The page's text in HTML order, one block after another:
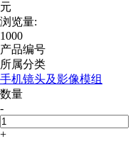
元
浏览量:
1000
产品编号
所属分类
手机镜头及影像模组
数量
-
+